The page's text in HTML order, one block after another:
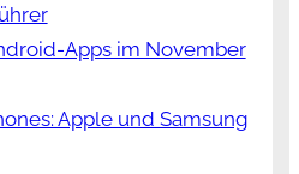
Apps im November
Apple und Samsung